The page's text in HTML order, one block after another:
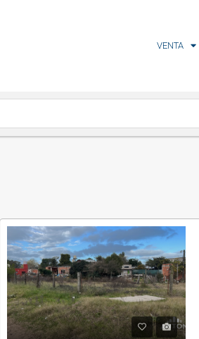
VENTA